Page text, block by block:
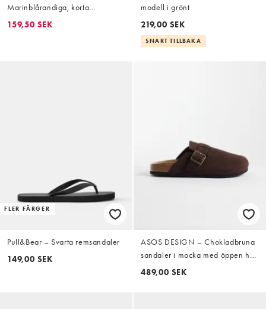
Marinblårandiga, korta
badshorts i bäckebölja med
159,50 SEK
modell i grönt
219,00 SEK
SNART TILLBAKA
FLER FÄRGER
Pull&Bear – Svarta remsandaler
149,00 SEK
ASOS DESIGN – Chokladbruna
sandaler i mocka med öppen häl
och korksula
489,00 SEK